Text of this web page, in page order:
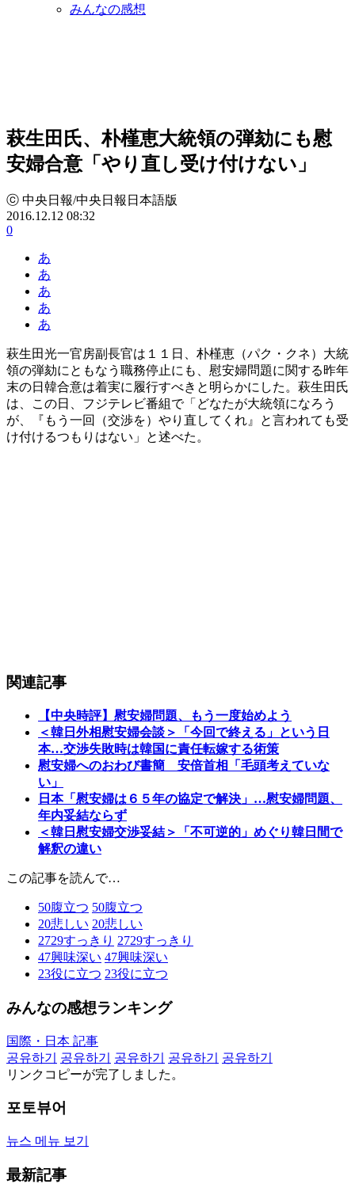
みんなの感想
萩生田氏、朴槿恵大統領の弾劾にも慰
安婦合意「やり直し受け付けない」
ⓒ 中央日報/中央日報日本語版
2016.12.12 08:32
0
あ
あ
あ
あ
あ
萩生田光一官房副長官は１１日、朴槿恵（パク・クネ）大統
領の弾劾にともなう職務停止にも、慰安婦問題に関する昨年
末の日韓合意は着実に履行すべきと明らかにした。萩生田氏
は、この日、フジテレビ番組で「どなたが大統領になろう
が、『もう一回（交渉を）やり直してくれ』と言われても受
け付けるつもりはない」と述べた。
関連記事
【中央時評】慰安婦問題、もう一度始めよう
＜韓日外相慰安婦会談＞「今回で終える」という日
本…交渉失敗時は韓国に責任転嫁する術策
慰安婦へのおわび書簡 安倍首相「毛頭考えていな
い」
日本「慰安婦は６５年の協定で解決」…慰安婦問題、
年内妥結ならず
＜韓日慰安婦交渉妥結＞「不可逆的」めぐり韓日間で
解釈の違い
この記事を読んで…
50腹立つ 50腹立つ
20悲しい 20悲しい
2729すっきり 2729すっきり
47興味深い 47興味深い
23役に立つ 23役に立つ
みんなの感想ランキング
国際・日本 記事
공유하기
공유하기 공유하기 공유하기
공유하기
リンクコピーが完了しました。
포토뷰어
뉴스 메뉴 보기
最新記事